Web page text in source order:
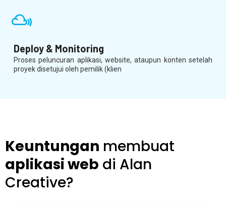
Deploy & Monitoring
Proses peluncuran aplikasi, website, ataupun konten setelah
proyek disetujui oleh pemilik (klien
Keuntungan membuat
aplikasi web di Alan
Creative?